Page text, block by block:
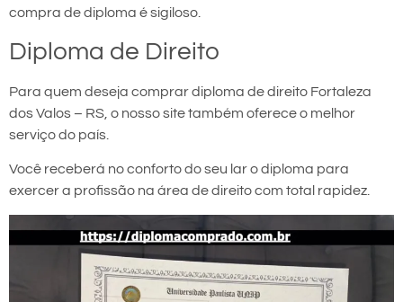
compra de diploma é sigiloso.
Diploma de Direito
Para quem deseja comprar diploma de direito Fortaleza
dos Valos – RS, o nosso site também oferece o melhor
serviço do país.
Você receberá no conforto do seu lar o diploma para
exercer a profissão na área de direito com total rapidez.